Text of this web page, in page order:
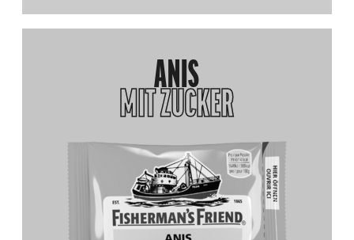
ANIS
MIT ZUCKER